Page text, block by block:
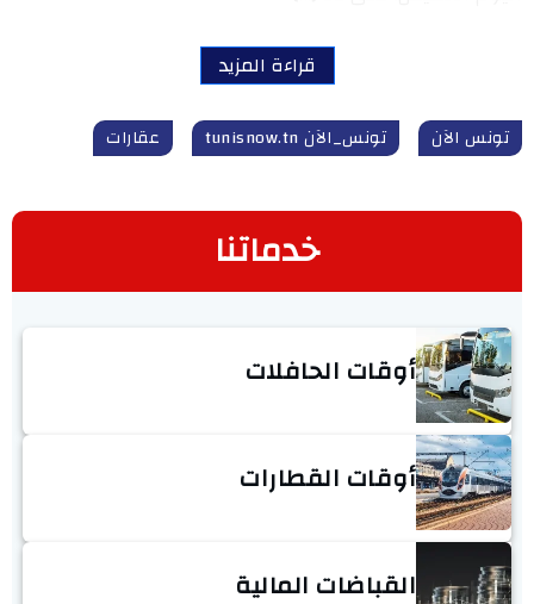
قراءة المزيد
تونس الآن تونس_الآن tunisnow.tn عقارات
خدماتنا
أوقات الحافلات
أوقات القطارات
القباضات المالية